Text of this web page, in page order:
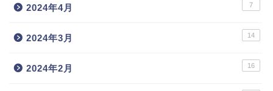
2024年4月 7
2024年3月 14
2024年2月 16